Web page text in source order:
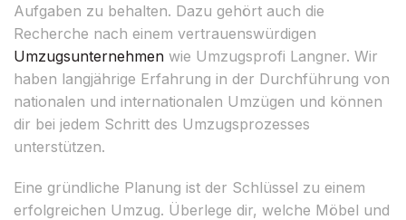
Aufgaben zu behalten. Dazu gehört auch die
Recherche nach einem vertrauenswürdigen
Umzugsunternehmen wie Umzugsprofi Langner. Wir
haben langjährige Erfahrung in der Durchführung von
nationalen und internationalen Umzügen und können
dir bei jedem Schritt des Umzugsprozesses
unterstützen.
Eine gründliche Planung ist der Schlüssel zu einem
erfolgreichen Umzug. Überlege dir, welche Möbel und